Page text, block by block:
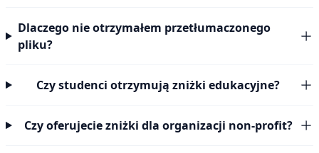
Dlaczego nie otrzymałem przetłumaczonego
pliku?
Czy studenci otrzymują zniżki edukacyjne?
Czy oferujecie zniżki dla organizacji non-profit?